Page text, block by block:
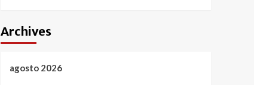
Archives
agosto 2026